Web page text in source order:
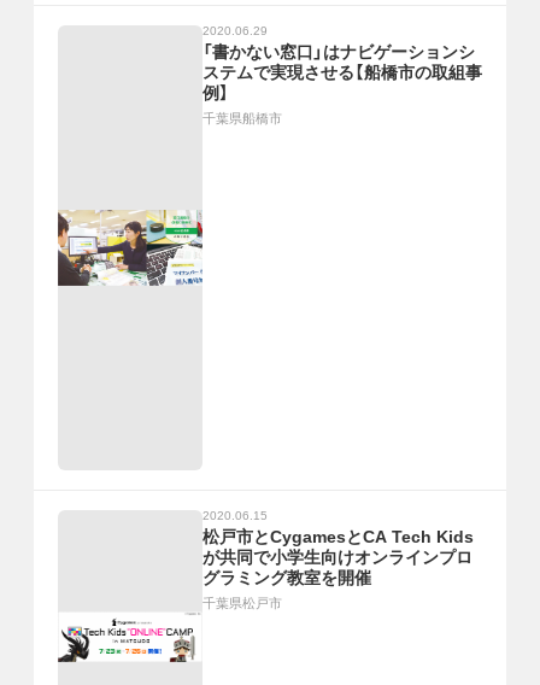
2020.06.29
「書かない窓口」はナビゲーションシ
ステムで実現させる【船橋市の取組事
例】
千葉県船橋市
2020.06.15
松戸市とCygamesとCA Tech Kids
が共同で小学生向けオンラインプロ
グラミング教室を開催
千葉県松戸市